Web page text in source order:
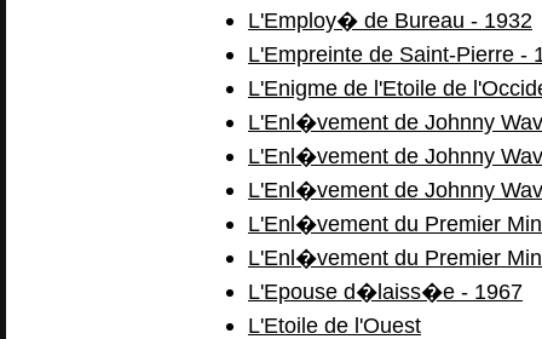
L'Employ� de Bureau - 1932
L'Empreinte de Saint-Pierre -
L'Enigme de l'Etoile de
L'Enl�vement de Johnny
L'Enl�vement de Johnny
L'Enl�vement de Johnny
L'Enl�vement du Premier
L'Enl�vement du Premier
L'Epouse d�laiss�e - 1967
L'Etoile de l'Ouest